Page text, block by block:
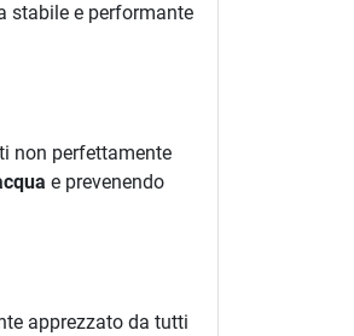
stabile e performante
non perfettamente
e prevenendo
apprezzato da tutti